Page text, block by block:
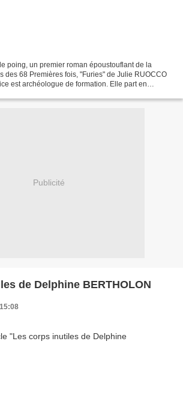
poing, un premier roman époustouflant de la
des 68 Premières fois, "Furies" de Julie RUOCCO
est archéologue de formation. Elle part en
Publicité
de Delphine BERTHOLON